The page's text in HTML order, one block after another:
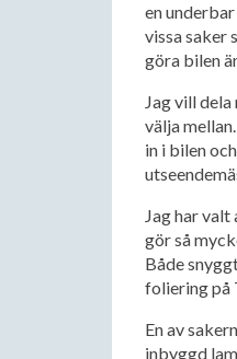
en
vissa saker
göra bilen
Jag vill
välja
in i bilen
Jag har
gör så
Både
foliering på
En av
inbyggd